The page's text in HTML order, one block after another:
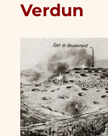
Verdun